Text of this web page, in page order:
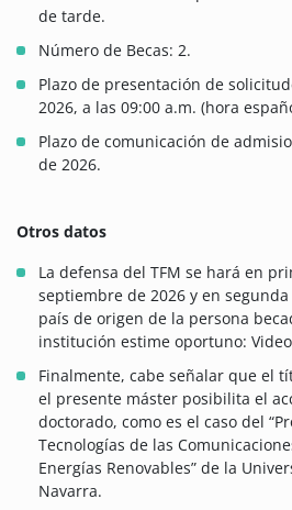
de tarde.
Número de Becas: 2.
Plazo de presentación de
2026, a las 09:00 a.m. (hora
Plazo de comunicación de
de 2026.
Otros datos
La defensa del TFM se hará en
septiembre de 2026 y en
país de origen de la persona
institución estime oportuno:
Finalmente, cabe señalar que el
el presente máster posibilita el
doctorado, como es el caso del
Tecnologías de las
Energías Renovables” de la
Navarra.